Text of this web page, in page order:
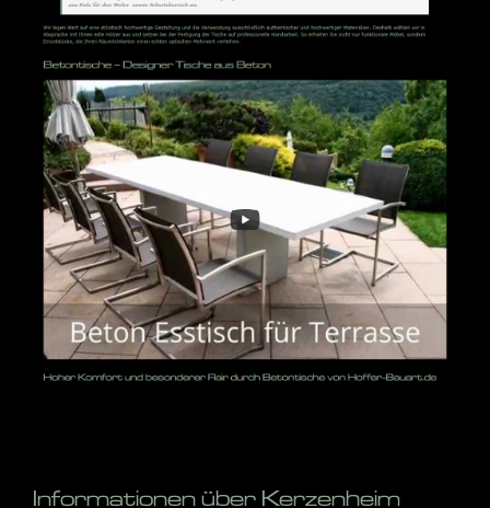
Informationen über Kerzenheim